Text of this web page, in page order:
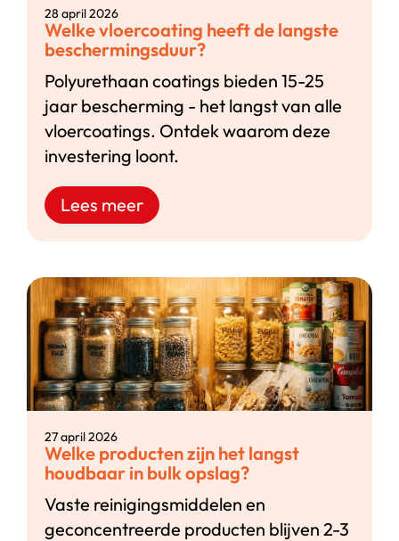
28 april 2026
Welke vloercoating heeft de langste
beschermingsduur?
Polyurethaan coatings bieden 15-25
jaar bescherming - het langst van alle
vloercoatings. Ontdek waarom deze
investering loont.
Lees meer
27 april 2026
Welke producten zijn het langst
houdbaar in bulk opslag?
Vaste reinigingsmiddelen en
geconcentreerde producten blijven 2-3